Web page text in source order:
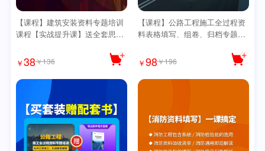
【课程】建筑安装资料专题培训
课程【实战提升课】送全套思维
￥38￥136
【课程】公路工程施工全过程资
料表格填写、组卷、归档专题培
导图】
￥98￥196